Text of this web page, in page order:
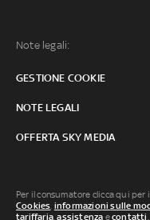
Note legali:
GESTIONE COOKIE
NOTE LEGALI
OFFERTA SKY MEDIA
Per il consumatore clicca qui per
Cookies, informazioni sulle
tariffaria,assistenza econtatti